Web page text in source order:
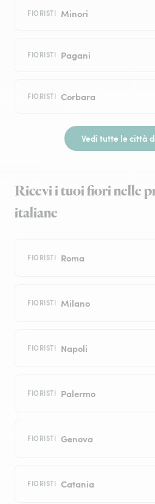
FIORISTI Minori
FIORISTI Pagani
FIORISTI Corbara
Vedi tutte le città
Ricevi i tuoi fiori nelle
italiane
FIORISTI Roma
FIORISTI Milano
FIORISTI Napoli
FIORISTI Palermo
FIORISTI Genova
FIORISTI Catania